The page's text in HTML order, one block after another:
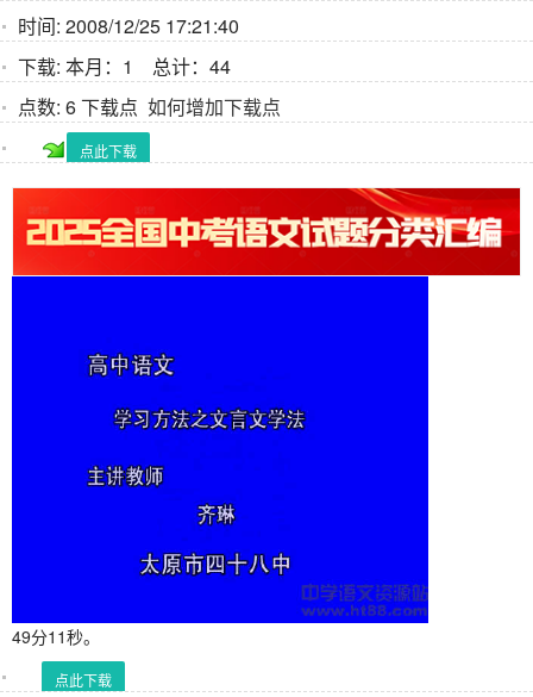
时间: 2008/12/25 17:21:40
下载: 本月：1 总计：44
点数: 6 下载点 如何增加下载点
点此下载
49分11秒。
点此下载